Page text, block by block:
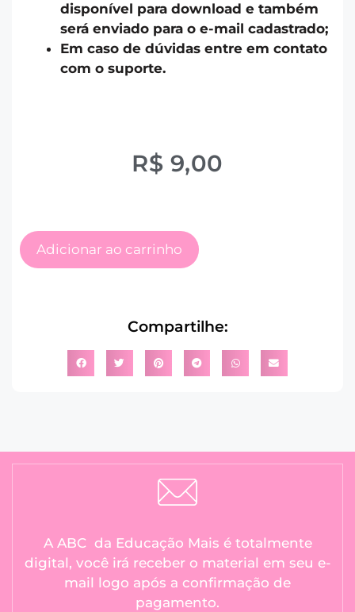
disponível para download e também
será enviado para o e-mail cadastrado;
Em caso de dúvidas entre em contato
com o suporte.
R$ 9,00
Adicionar ao carrinho
Compartilhe:
A ABC da Educação Mais é totalmente
digital, você irá receber o material em seu e-
mail logo após a confirmação de
pagamento.